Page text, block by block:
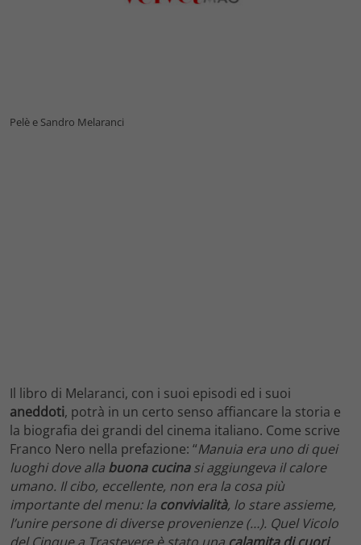
Pelè e Sandro Melaranci
Il libro di Melaranci, con i suoi episodi ed i suoi
aneddoti, potrà in un certo senso affiancare la storia e
la biografia dei grandi del cinema italiano. Come scrive
Franco Nero nella prefazione: “Manuia era uno di quei
luoghi dove alla buona cucinasi aggiungeva il calore
umano. Il cibo, eccellente, non era la cosa più
importante del menu: la convivialità, lo stare assieme,
l’unire persone di diverse provenienze (…). Quel Vicolo
del Cinque a Trastevere è stato una calamita di cuori